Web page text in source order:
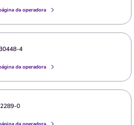
da operadora
4
da operadora
0